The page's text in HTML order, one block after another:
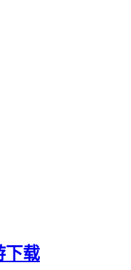
下载